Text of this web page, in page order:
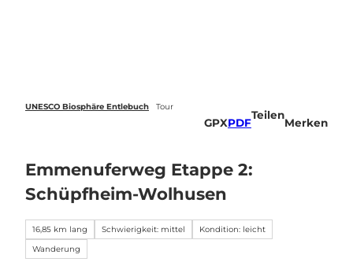
UNESCO Biosphäre Entlebuch Tour
GPXPDF
Teilen
Merken
Emmenuferweg Etappe 2:
Schüpfheim-Wolhusen
16,85 km lang Schwierigkeit: mittel
Kondition: leicht
Wanderung